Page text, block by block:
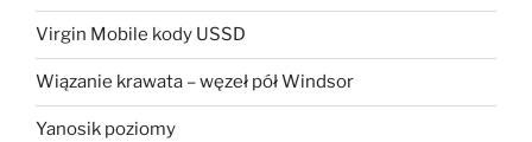
Virgin Mobile kody USSD
Wiązanie krawata – węzeł pół Windsor
Yanosik poziomy